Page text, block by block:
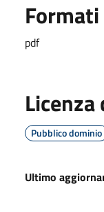
pdf
Pubblico dominio
Ultimo